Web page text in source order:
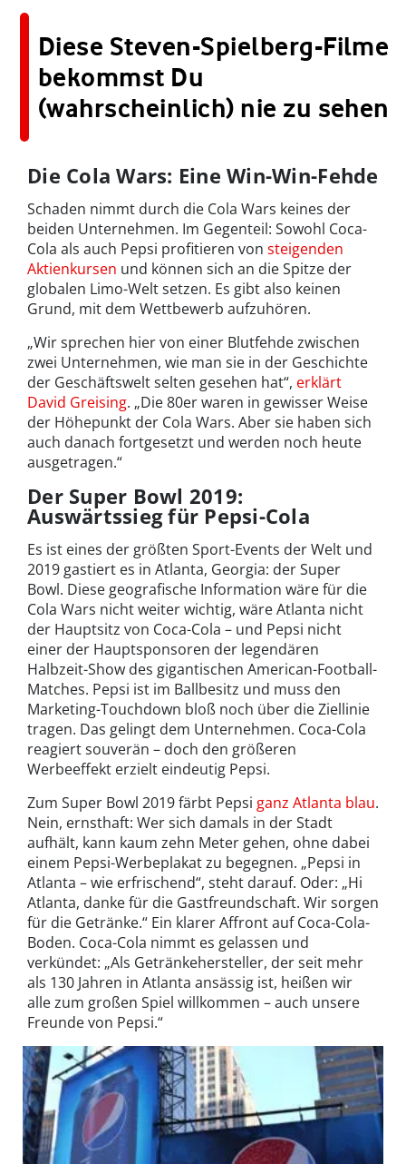
Diese Steven-Spielberg-Filme
bekommst Du
(wahrscheinlich) nie zu sehen
Die Cola Wars: Eine Win-Win-Fehde
Schaden nimmt durch die Cola Wars keines der
beiden Unternehmen. Im Gegenteil: Sowohl Coca-
Cola als auch Pepsi profitieren von steigenden
Aktienkursen und können sich an die Spitze der
globalen Limo-Welt setzen. Es gibt also keinen
Grund, mit dem Wettbewerb aufzuhören.
„Wir sprechen hier von einer Blutfehde zwischen
zwei Unternehmen, wie man sie in der Geschichte
der Geschäftswelt selten gesehen hat“, erklärt
David Greising. „Die 80er waren in gewisser Weise
der Höhepunkt der Cola Wars. Aber sie haben sich
auch danach fortgesetzt und werden noch heute
ausgetragen.“
Der Super Bowl 2019:
Auswärtssieg für Pepsi-Cola
Es ist eines der größten Sport-Events der Welt und
2019 gastiert es in Atlanta, Georgia: der Super
Bowl. Diese geografische Information wäre für die
Cola Wars nicht weiter wichtig, wäre Atlanta nicht
der Hauptsitz von Coca-Cola – und Pepsi nicht
einer der Hauptsponsoren der legendären
Halbzeit-Show des gigantischen American-Football-
Matches. Pepsi ist im Ballbesitz und muss den
Marketing-Touchdown bloß noch über die Ziellinie
tragen. Das gelingt dem Unternehmen. Coca-Cola
reagiert souverän – doch den größeren
Werbeeffekt erzielt eindeutig Pepsi.
Zum Super Bowl 2019 färbt Pepsi ganz Atlanta blau.
Nein, ernsthaft: Wer sich damals in der Stadt
aufhält, kann kaum zehn Meter gehen, ohne dabei
einem Pepsi-Werbeplakat zu begegnen. „Pepsi in
Atlanta – wie erfrischend“, steht darauf. Oder: „Hi
Atlanta, danke für die Gastfreundschaft. Wir sorgen
für die Getränke.“ Ein klarer Affront auf Coca-Cola-
Boden. Coca-Cola nimmt es gelassen und
verkündet: „Als Getränkehersteller, der seit mehr
als 130 Jahren in Atlanta ansässig ist, heißen wir
alle zum großen Spiel willkommen – auch unsere
Freunde von Pepsi.“